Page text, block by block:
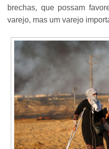
brechas, que possam
varejo, mas um varejo